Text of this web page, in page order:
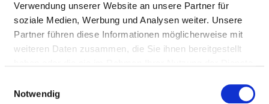
Verwendung unserer Website an unsere Partner für
soziale Medien, Werbung und Analysen weiter. Unsere
Partner führen diese Informationen möglicherweise mit
weiteren Daten zusammen, die Sie ihnen bereitgestellt
Notwendig
Kreativtherapie / Kunsttherapie /
Theatertherapie / Bibliotherapie
Massage